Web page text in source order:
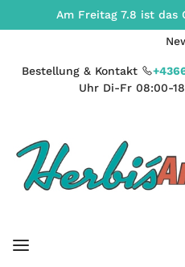
Am Freitag 7.8 ist das
Bestellung & Kontakt
Uhr Di-Fr 08:00-